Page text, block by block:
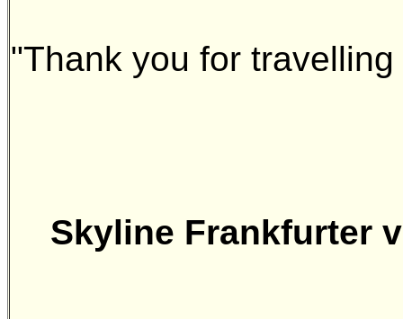
"Thank you for
Skyline Frankfurter